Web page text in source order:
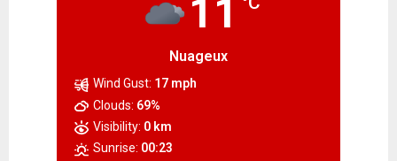
11
Nuageux
Wind Gust: 17 mph
Clouds: 69%
Visibility: 0 km
Sunrise: 00:23